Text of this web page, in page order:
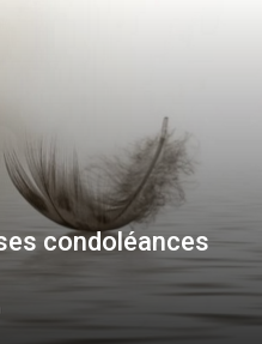
condoléances